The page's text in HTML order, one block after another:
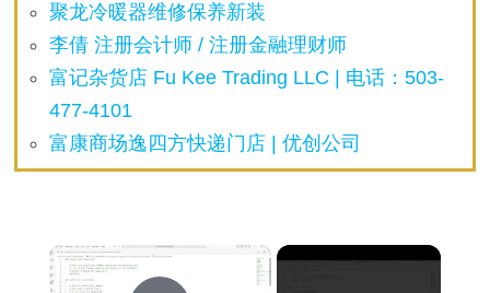
聚龙冷暖器维修保养新装
李倩 注册会计师 / 注册金融理财师
富记杂货店 Fu Kee Trading LLC | 电话：503-
477-4101
富康商场逸四方快递门店 | 优创公司
×